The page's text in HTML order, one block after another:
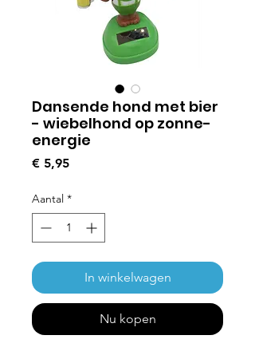
Dansende hond met bier
- wiebelhond op zonne-
energie
€ 5,95Prijs
Aantal *
In winkelwagen
Nu kopen